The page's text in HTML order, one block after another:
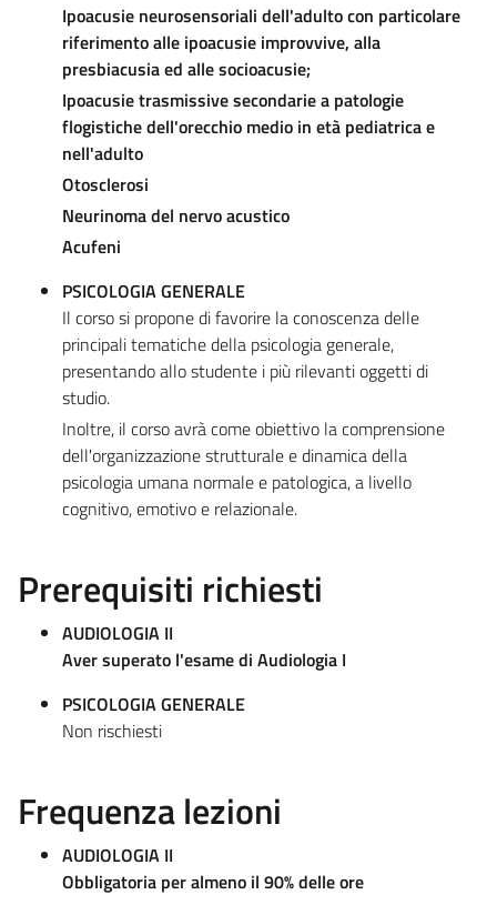
Ipoacusie neurosensoriali dell'adulto con particolare
riferimento alle ipoacusie improvvive, alla
presbiacusia ed alle socioacusie;
Ipoacusie trasmissive secondarie a patologie
flogistiche dell'orecchio medio in età pediatrica e
nell'adulto
Otosclerosi
Neurinoma del nervo acustico
Acufeni
PSICOLOGIA GENERALE
Il corso si propone di favorire la conoscenza delle
principali tematiche della psicologia generale,
presentando allo studente i più rilevanti oggetti di
studio.
Inoltre, il corso avrà come obiettivo la comprensione
dell'organizzazione strutturale e dinamica della
psicologia umana normale e patologica, a livello
cognitivo, emotivo e relazionale.
Prerequisiti richiesti
AUDIOLOGIA II
Aver superato l'esame di Audiologia I
PSICOLOGIA GENERALE
Non rischiesti
Frequenza lezioni
AUDIOLOGIA II
Obbligatoria per almeno il 90% delle ore